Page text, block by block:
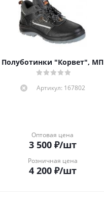
Полуботинки "Корвет", МП
Артикул: 167802
Оптовая цена
3 500₽/шт
Розничная цена
4 200₽/шт